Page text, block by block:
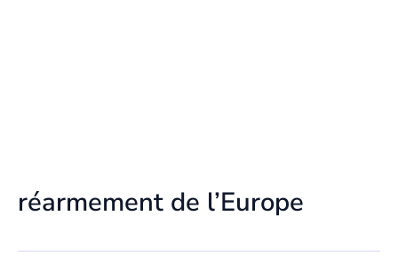
réarmement de l’Europe